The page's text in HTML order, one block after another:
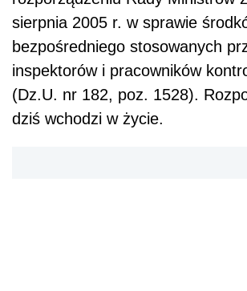
sierpnia 2005 r. w sprawie
bezpośredniego stosowanych
inspektorów i pracowników
(Dz.U. nr 182, poz. 1528).
dziś wchodzi w życie.